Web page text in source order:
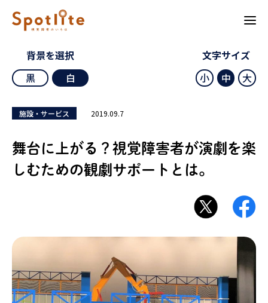
背景を選択
黒
白
文字サイズ
小
中 大
施設・サービス 2019.09.7
舞台に上がる？視覚障害者が演劇を楽
しむための観劇サポートとは。